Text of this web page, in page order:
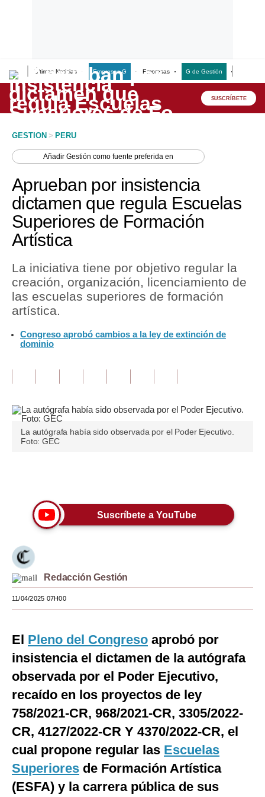
Últimas Noticias Empresas G Empresas G de Gestión
Lo último
Peru Quiosco
Economía
Mercados
Perú
Política
Tu Dinero
Finanzas Personales
Inmobiliarias
Opinión
Editorial
Pregunta de hoy
Lujo
Viajes
Moda
Estilos
Mundo
México
Internacional
Tecnología
Club del Suscriptor
Mix
G de Gestión
SUSCRÍBETE
GESTION > PERU
AñadirGestión como fuente preferida en
Aprueban por insistencia
dictamen que regula Escuelas
Superiores de Formación
Artística
La iniciativa tiene por objetivo regular la
creación, organización, licenciamiento de
las escuelas superiores de formación
artística.
Congreso aprobó cambios a la ley de extinción de
dominio
La autógrafa había sido observada por el Poder Ejecutivo.
Foto: GEC
Suscríbete a YouTube
Redacción Gestión
11/04/2025 07H00
El Pleno del Congreso aprobó por
insistencia el dictamen de la autógrafa
observada por el Poder Ejecutivo,
recaído en los proyectos de ley
758/2021-CR, 968/2021-CR, 3305/2022-
CR, 4127/2022-CR Y 4370/2022-CR, el
cual propone regular las Escuelas
Superiores de Formación Artística
(ESFA) y la carrera pública de sus